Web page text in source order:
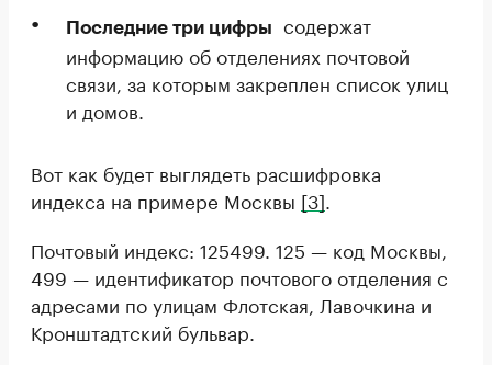
Последние три цифры
содержат
информацию об отделениях почтовой
связи, за которым закреплен список улиц
и домов.
Вот как будет выглядеть расшифровка
индекса на примере Москвы [3].
Почтовый индекс: 125499. 125 — код Москвы,
499 — идентификатор почтового отделения с
адресами по улицам Флотская, Лавочкина и
Кронштадтский бульвар.